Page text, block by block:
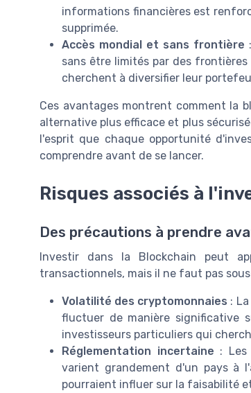
informations financières est
supprimée.
Accès mondial et sans frontière
sans être limités par des
cherchent à diversifier leur
Ces avantages montrent comment la
alternative plus efficace et plus
l'esprit que chaque opportunité
comprendre avant de se lancer.
Risques associés à
Des précautions à prendre
Investir dans la Blockchain peut
transactionnels, mais il ne faut pas
Volatilité des cryptomonnaies :
fluctuer de manière significative
investisseurs particuliers qui
Réglementation incertaine :
varient grandement d'un pays à
pourraient influer sur la faisabilité